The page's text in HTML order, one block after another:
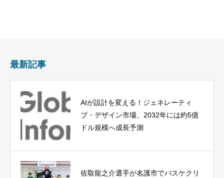
最新記事
AIが設計を変える！ジェネレーティ
ブ・デザイン市場、2032年には約5億
ドル規模へ成長予測
佐取龍之介選手が名護市でバスケクリ